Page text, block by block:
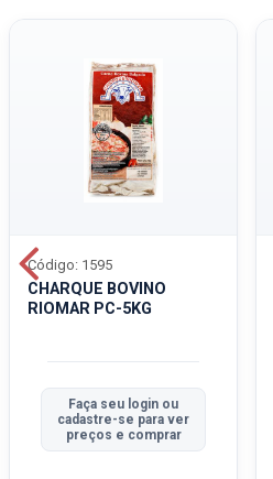
CHARQUE BOVINO
RIOMAR PC-5KG
Código: 1595
Faça seu login ou
cadastre-se para ver
preços e comprar